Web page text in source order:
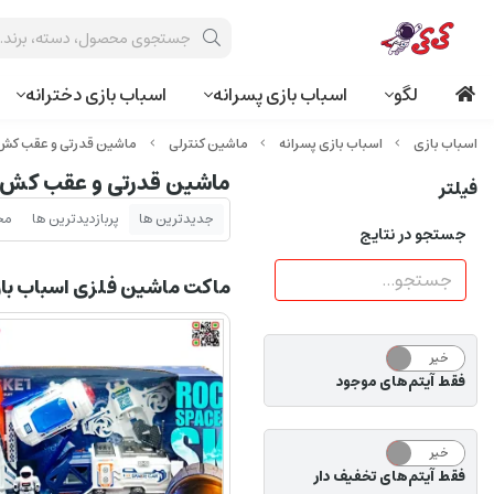
لگو اسباب بازی پسرانه اسباب بازی دخترانه
اسباب بازی پسرانه ماشین کنترلی ماشین قدرتی و عقب
فیلتر
جستجو در نتایج
خیر
فقط آیتم‌های موجود
خیر
فقط آیتم‌های تخفیف دار
ماشین قدرتی و عقب کش
جدیدترین ها پربازدیدترین ها
ماکت ماشین فلزی اسباب